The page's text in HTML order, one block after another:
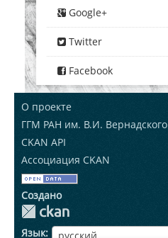
Google+
Twitter
Facebook
О проекте
ГГМ РАН им. В.И. Вернадского
CKAN API
Ассоциация CKAN
Создано
Язык ЯзыкЯзык